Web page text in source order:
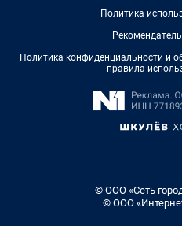
Политика
Политика конфиденциальности и
правила
© ООО «Сеть
© ООО